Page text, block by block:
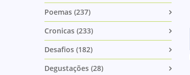
Poemas (237)
Cronicas (233)
Desafios (182)
Degustações (28)